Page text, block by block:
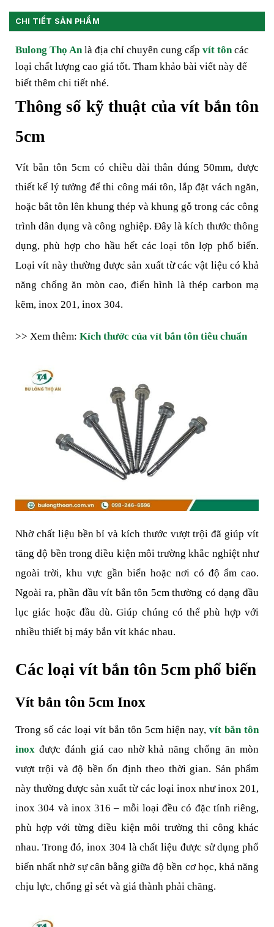
CHI TIẾT SẢN PHẨM
Bulong Thọ Anlà địa chỉ chuyên cung cấp vít tôncác
loại chất lượng cao giá tốt. Tham khảo bài viết này để
biết thêm chi tiết nhé.
Thông số kỹ thuật của vít bắn tôn
5cm
Vít bắn tôn 5cm có chiều dài thân đúng 50mm, được
thiết kế lý tưởng để thi công mái tôn, lắp đặt vách ngăn,
hoặc bắt tôn lên khung thép và khung gỗ trong các công
trình dân dụng và công nghiệp. Đây là kích thước thông
dụng, phù hợp cho hầu hết các loại tôn lợp phổ biến.
Loại vít này thường được sản xuất từ các vật liệu có khả
năng chống ăn mòn cao, điển hình là thép carbon mạ
kẽm, inox 201, inox 304.
>> Xem thêm: Kích thước của vít bắn tôn tiêu chuẩn
Nhờ chất liệu bền bỉ và kích thước vượt trội đã giúp vít
tăng độ bền trong điều kiện môi trường khắc nghiệt như
ngoài trời, khu vực gần biển hoặc nơi có độ ẩm cao.
Ngoài ra, phần đầu vít bắn tôn 5cm thường có dạng đầu
lục giác hoặc đầu dù. Giúp chúng có thể phù hợp với
nhiều thiết bị máy bắn vít khác nhau.
Các loại vít bắn tôn 5cm phổ biến
Vít bắn tôn 5cm Inox
Trong số các loại vít bắn tôn 5cm hiện nay, vít bắn tôn
inox được đánh giá cao nhờ khả năng chống ăn mòn
vượt trội và độ bền ổn định theo thời gian. Sản phẩm
này thường được sản xuất từ các loại inox như inox 201,
inox 304 và inox 316 – mỗi loại đều có đặc tính riêng,
phù hợp với từng điều kiện môi trường thi công khác
nhau. Trong đó, inox 304 là chất liệu được sử dụng phổ
biến nhất nhờ sự cân bằng giữa độ bền cơ học, khả năng
chịu lực, chống gỉ sét và giá thành phải chăng.